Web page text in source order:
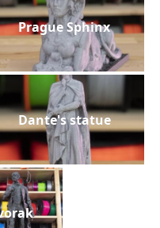
Prague Sphinx
Dante's statue